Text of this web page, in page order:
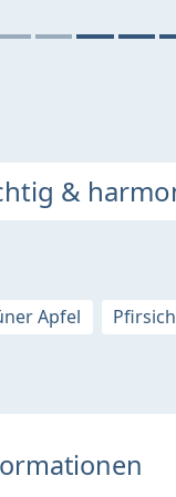
&
Apfel Pfirsich